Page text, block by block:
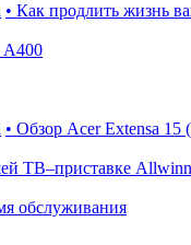
• Как продлить жизнь
A400
• Обзор Acer Extensa
ТВ–приставке
обслуживания